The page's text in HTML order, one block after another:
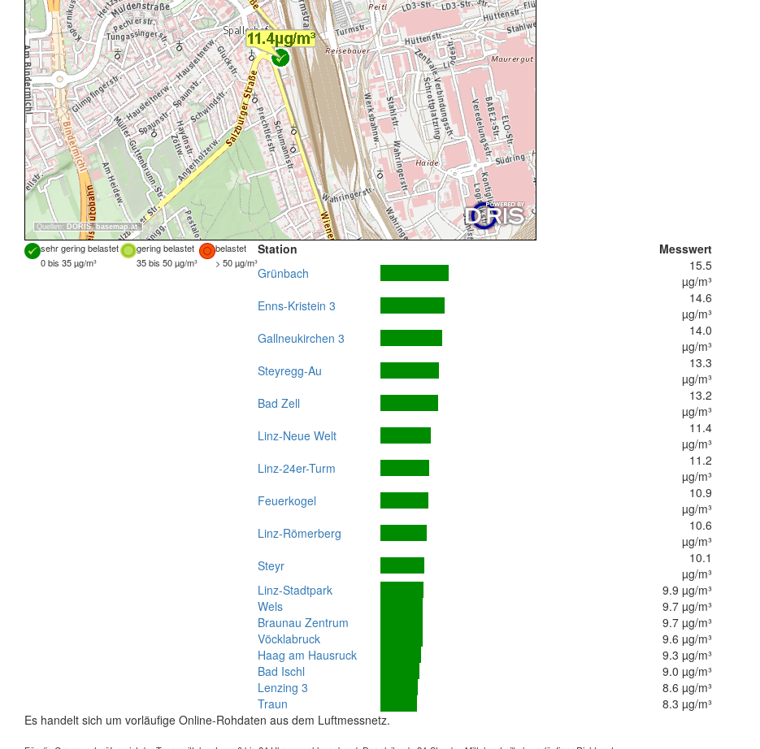
Quellen: DORIS, basemap.at
sehr gering belastet gering belastet
belastet
0 bis 35 µg/m³
35 bis 50 µg/m³ > 50 µg/m³
Station
Messwert
Grünbach
15.5
µg/m³
Enns-Kristein 3
14.6
µg/m³
Gallneukirchen 3
14.0
µg/m³
Steyregg-Au
13.3
µg/m³
Bad Zell
13.2
µg/m³
Linz-Neue Welt
11.4
µg/m³
Linz-24er-Turm
11.2
µg/m³
Feuerkogel
10.9
µg/m³
Linz-Römerberg
10.6
µg/m³
Steyr
10.1
µg/m³
Linz-Stadtpark
9.9 µg/m³
Wels
9.7 µg/m³
Braunau Zentrum
9.7 µg/m³
Vöcklabruck
9.6 µg/m³
Haag am Hausruck
9.3 µg/m³
Bad Ischl
9.0 µg/m³
Lenzing 3
8.6 µg/m³
Traun
8.3 µg/m³
Es handelt sich um vorläufige Online-Rohdaten aus dem Luftmessnetz.